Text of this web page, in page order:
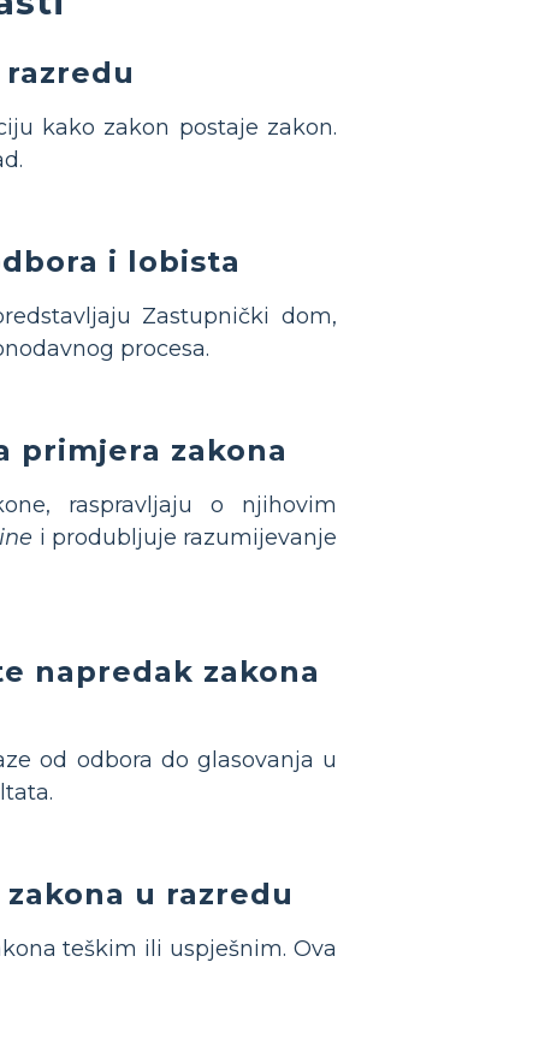
kako zakon postaje zakon.
i lobista
Zastupnički dom,
procesa.
primjera zakona
raspravljaju o njihovim
i produbljuje razumijevanje
napredak zakona
od odbora do glasovanja u
u razredu
teškim ili uspješnim. Ova